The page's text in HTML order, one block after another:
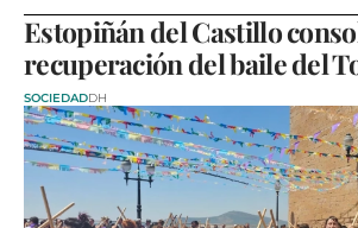
Estopiñán del Castillo
recuperación del baile del
SOCIEDADDH